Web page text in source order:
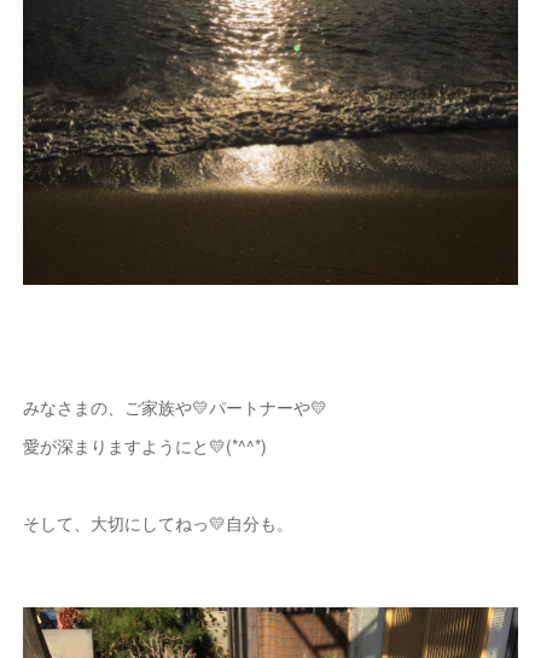
みなさまの、ご家族や💛パートナーや💛
愛が深まりますようにと💛(*^^*)
そして、大切にしてねっ💛自分も。